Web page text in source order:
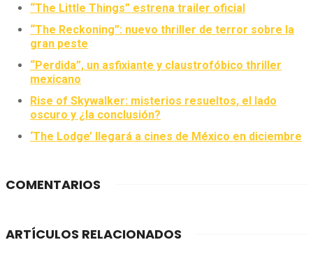
“The Little Things” estrena trailer oficial
“The Reckoning”: nuevo thriller de terror sobre la
gran peste
“Perdida”, un asfixiante y claustrofóbico thriller
mexicano
Rise of Skywalker: misterios resueltos, el lado
oscuro y ¿la conclusión?
‘The Lodge’ llegará a cines de México en diciembre
COMENTARIOS
ARTÍCULOS RELACIONADOS